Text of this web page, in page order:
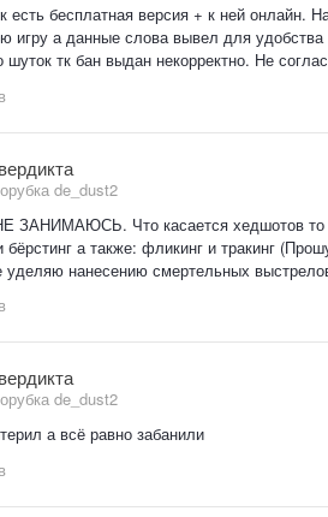
есть бесплатная версия + к ней онлайн.
игру а данные слова вывел для
тк бан выдан некорректно. Не
de_dust2
ЗАНИМАЮСЬ. Что касается хедшотов
а также: фликинг и тракинг
уделяю нанесению смертельных
de_dust2
а всё равно забанили